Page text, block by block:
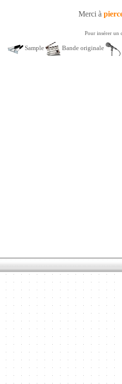
Merci à
Pour insérer un
Sample Bande originale